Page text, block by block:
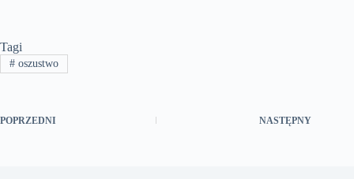
Tagi
#oszustwo
POPRZEDNI NASTĘPNY